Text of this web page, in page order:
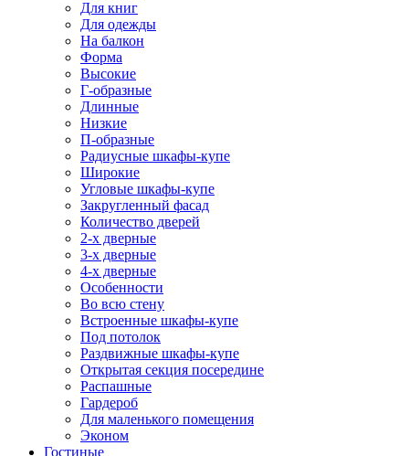
Для книг
Для одежды
На балкон
Форма
Высокие
Г-образные
Длинные
Низкие
П-образные
Радиусные шкафы-купе
Широкие
Угловые шкафы-купе
Закругленный фасад
Количество дверей
2-х дверные
3-х дверные
4-х дверные
Особенности
Во всю стену
Встроенные шкафы-купе
Под потолок
Раздвижные шкафы-купе
Открытая секция посередине
Распашные
Гардероб
Для маленького помещения
Эконом
Гостиные